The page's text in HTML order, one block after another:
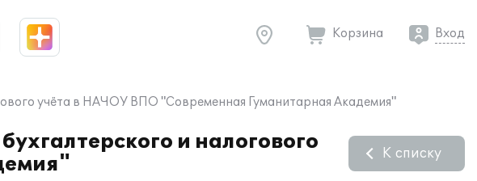
Корзина Вход
учёта в НАЧОУ ВПО "Современная Гуманитарная Академия"
и налогового
К списку